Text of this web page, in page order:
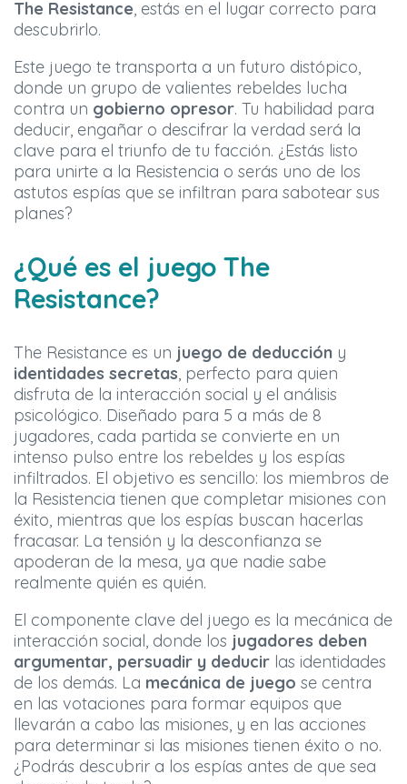
The Resistance, estás en el lugar correcto para
descubrirlo.
Este juego te transporta a un futuro distópico,
donde un grupo de valientes rebeldes lucha
contra un gobierno opresor. Tu habilidad para
deducir, engañar o descifrar la verdad será la
clave para el triunfo de tu facción. ¿Estás listo
para unirte a la Resistencia o serás uno de los
astutos espías que se infiltran para sabotear sus
planes?
¿Qué es el juego The
Resistance?
The Resistance es un juego de deducción y
identidades secretas, perfecto para quien
disfruta de la interacción social y el análisis
psicológico. Diseñado para 5 a más de 8
jugadores, cada partida se convierte en un
intenso pulso entre los rebeldes y los espías
infiltrados. El objetivo es sencillo: los miembros de
la Resistencia tienen que completar misiones con
éxito, mientras que los espías buscan hacerlas
fracasar. La tensión y la desconfianza se
apoderan de la mesa, ya que nadie sabe
realmente quién es quién.
El componente clave del juego es la mecánica de
interacción social, donde los jugadores deben
argumentar, persuadir y deducir las identidades
de los demás. La mecánica de juego se centra
en las votaciones para formar equipos que
llevarán a cabo las misiones, y en las acciones
para determinar si las misiones tienen éxito o no.
¿Podrás descubrir a los espías antes de que sea